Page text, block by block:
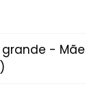
- Mãe